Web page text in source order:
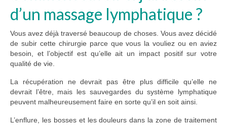
d’un massage lymphatique ?
Vous avez déjà traversé beaucoup de choses. Vous avez décidé
de subir cette chirurgie parce que vous la vouliez ou en aviez
besoin, et l’objectif est qu’elle ait un impact positif sur votre
qualité de vie.
La récupération ne devrait pas être plus difficile qu’elle ne
devrait l’être, mais les sauvegardes du système lymphatique
peuvent malheureusement faire en sorte qu’il en soit ainsi.
L’enflure, les bosses et les douleurs dans la zone de traitement